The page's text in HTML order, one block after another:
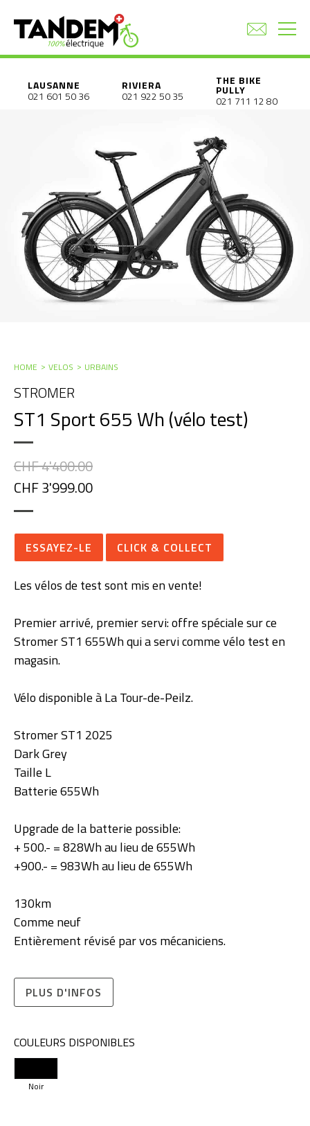
LAUSANNE
021 601 50 36
RIVIERA
021 922 50 35
THE BIKE
PULLY
021 711 12 80
HOME VELOS URBAINS
STROMER
ST1 Sport 655 Wh (vélo test)
CHF 4'400.00
CHF 3'999.00
ESSAYEZ-LE CLICK & COLLECT
Les vélos de test sont mis en vente!
Premier arrivé, premier servi: offre spéciale sur ce
Stromer ST1 655Wh qui a servi comme vélo test en
magasin.
Vélo disponible à La Tour-de-Peilz.
Stromer ST1 2025
Dark Grey
Taille L
Batterie 655Wh
Upgrade de la batterie possible:
+ 500.- = 828Wh au lieu de 655Wh
+900.- = 983Wh au lieu de 655Wh
130km
Comme neuf
Entièrement révisé par vos mécaniciens.
PLUS D'INFOS
COULEURS DISPONIBLES
Noir